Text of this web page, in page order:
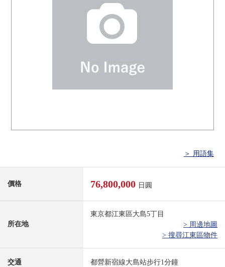
＞ 用語集
價格 76,800,000 日圓
所在地
東京都江東區大島5丁目
> 周邊地圖
> 搜尋江東區物件
交通 都營新宿線大島站步行1分鐘